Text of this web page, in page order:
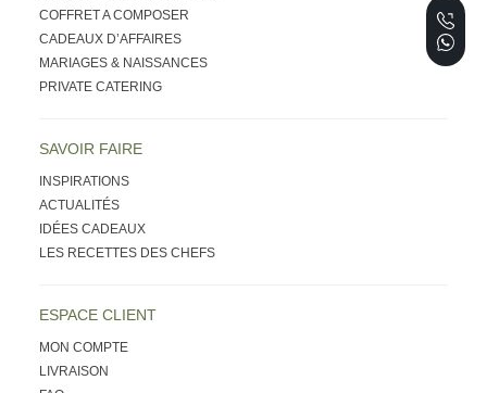
COFFRET A COMPOSER
CADEAUX D’AFFAIRES
MARIAGES & NAISSANCES
PRIVATE CATERING
SAVOIR FAIRE
INSPIRATIONS
ACTUALITÉS
IDÉES CADEAUX
LES RECETTES DES CHEFS
ESPACE CLIENT
MON COMPTE
LIVRAISON